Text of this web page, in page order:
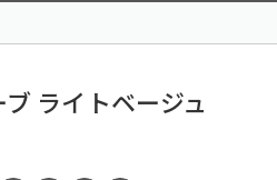
ライトベージュ